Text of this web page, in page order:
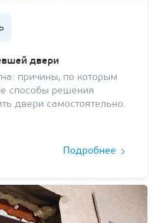
двери
причины, по которым
способы решения
двери самостоятельно.
Подробнее